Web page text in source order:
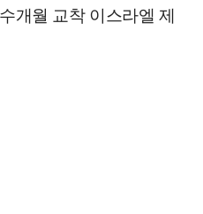
개월 교착 이스라엘 제